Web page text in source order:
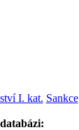
I. kat. Sankce